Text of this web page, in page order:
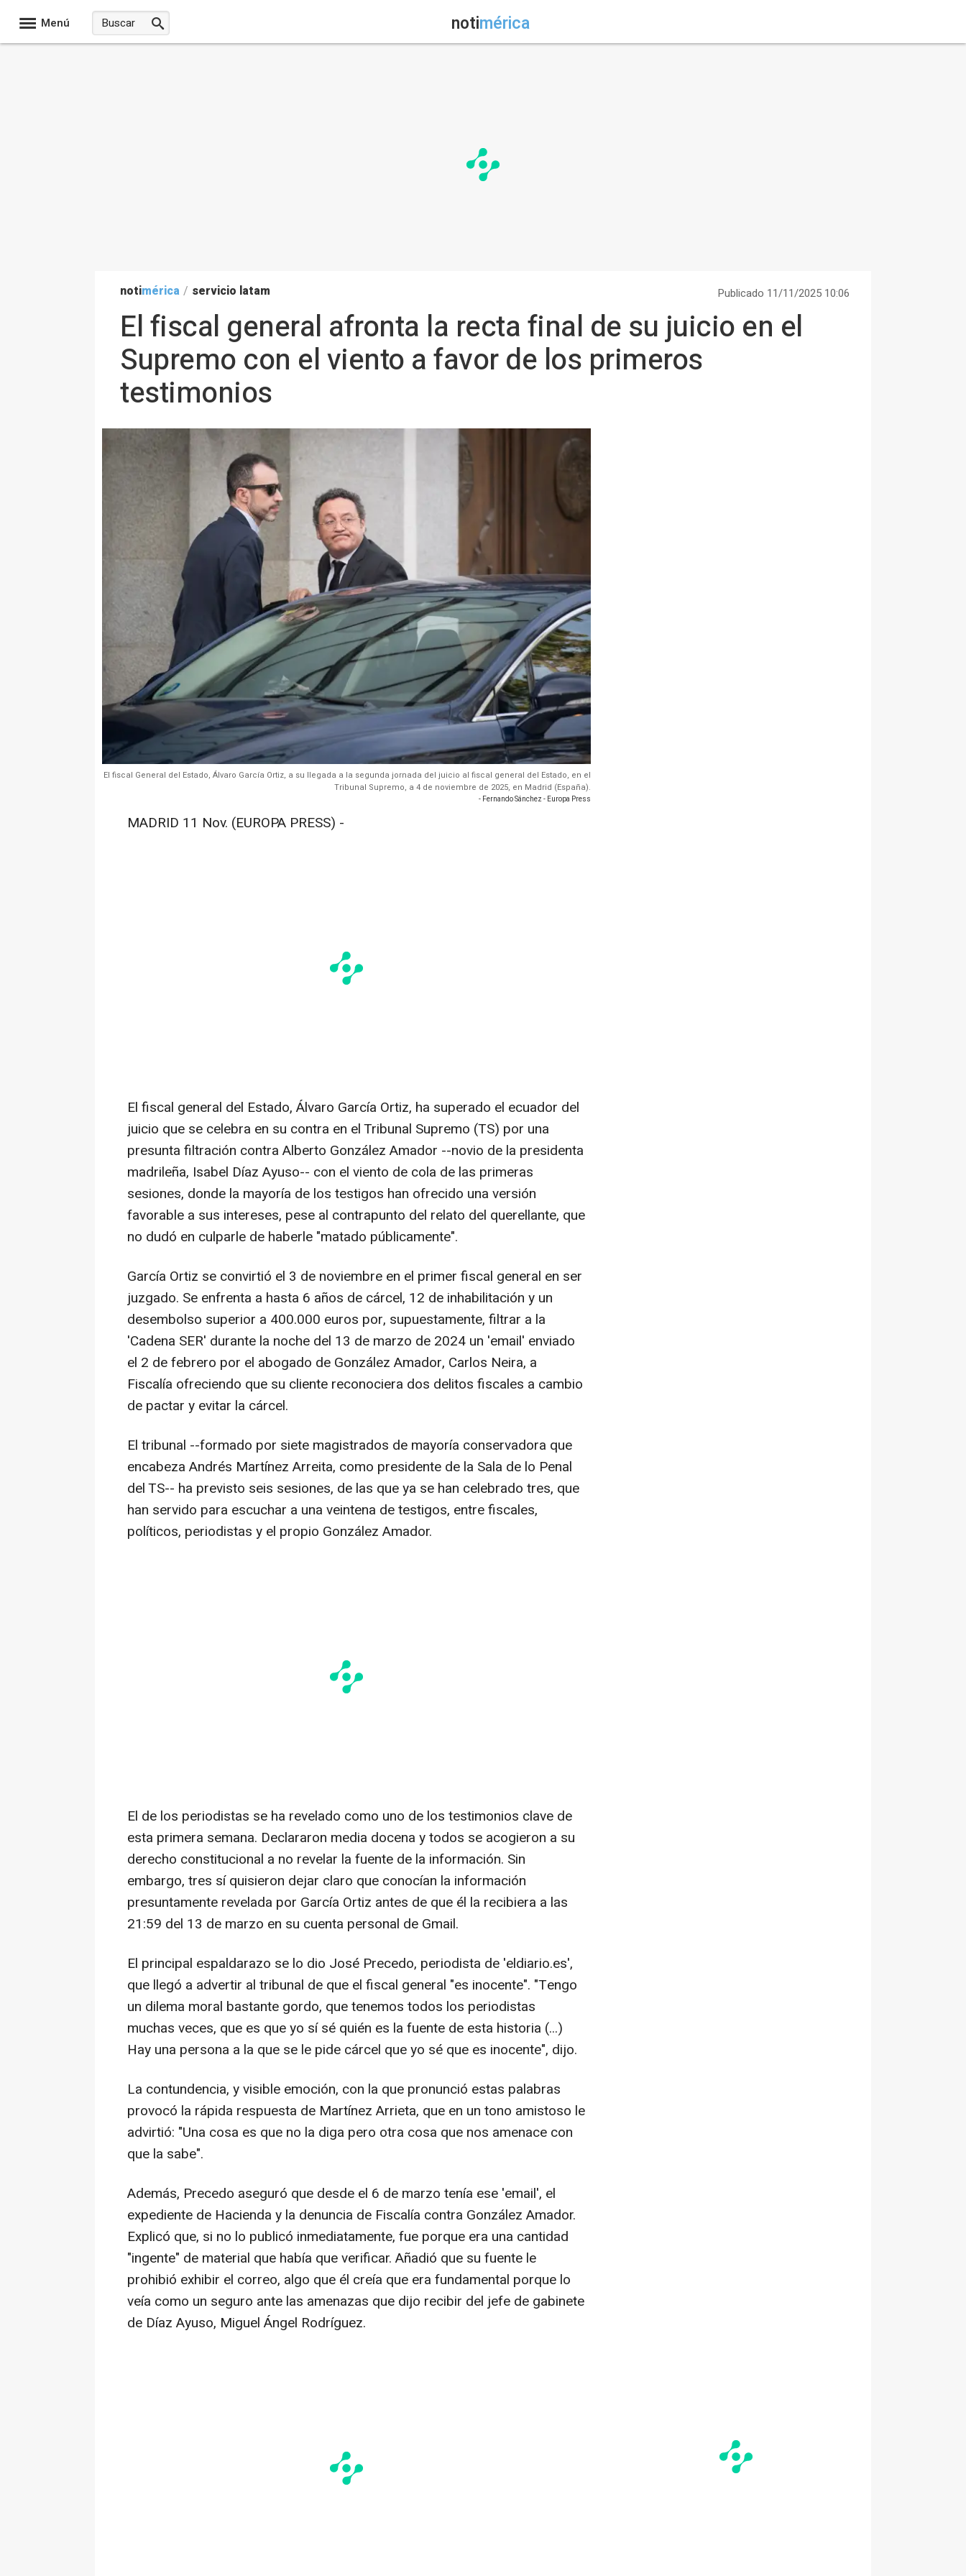
Menú notimérica
notimérica / servicio latam Publicado 11/11/2025 10:06
El fiscal general afronta la recta final de su juicio en el
Supremo con el viento a favor de los primeros
testimonios
El fiscal General del Estado, Álvaro García Ortiz, a su llegada a la segunda jornada del juicio al fiscal general del Estado, en el
Tribunal Supremo, a 4 de noviembre de 2025, en Madrid (España).
- Fernando Sánchez - Europa Press
MADRID 11 Nov. (EUROPA PRESS) -
El fiscal general del Estado, Álvaro García Ortiz, ha superado el ecuador del
juicio que se celebra en su contra en el Tribunal Supremo (TS) por una
presunta filtración contra Alberto González Amador --novio de la presidenta
madrileña, Isabel Díaz Ayuso-- con el viento de cola de las primeras
sesiones, donde la mayoría de los testigos han ofrecido una versión
favorable a sus intereses, pese al contrapunto del relato del querellante, que
no dudó en culparle de haberle "matado públicamente".
García Ortiz se convirtió el 3 de noviembre en el primer fiscal general en ser
juzgado. Se enfrenta a hasta 6 años de cárcel, 12 de inhabilitación y un
desembolso superior a 400.000 euros por, supuestamente, filtrar a la
'Cadena SER' durante la noche del 13 de marzo de 2024 un 'email' enviado
el 2 de febrero por el abogado de González Amador, Carlos Neira, a
Fiscalía ofreciendo que su cliente reconociera dos delitos fiscales a cambio
de pactar y evitar la cárcel.
El tribunal --formado por siete magistrados de mayoría conservadora que
encabeza Andrés Martínez Arreita, como presidente de la Sala de lo Penal
del TS-- ha previsto seis sesiones, de las que ya se han celebrado tres, que
han servido para escuchar a una veintena de testigos, entre fiscales,
políticos, periodistas y el propio González Amador.
El de los periodistas se ha revelado como uno de los testimonios clave de
esta primera semana. Declararon media docena y todos se acogieron a su
derecho constitucional a no revelar la fuente de la información. Sin
embargo, tres sí quisieron dejar claro que conocían la información
presuntamente revelada por García Ortiz antes de que él la recibiera a las
21:59 del 13 de marzo en su cuenta personal de Gmail.
El principal espaldarazo se lo dio José Precedo, periodista de 'eldiario.es',
que llegó a advertir al tribunal de que el fiscal general "es inocente". "Tengo
un dilema moral bastante gordo, que tenemos todos los periodistas
muchas veces, que es que yo sí sé quién es la fuente de esta historia (...)
Hay una persona a la que se le pide cárcel que yo sé que es inocente", dijo.
La contundencia, y visible emoción, con la que pronunció estas palabras
provocó la rápida respuesta de Martínez Arrieta, que en un tono amistoso le
advirtió: "Una cosa es que no la diga pero otra cosa que nos amenace con
que la sabe".
Además, Precedo aseguró que desde el 6 de marzo tenía ese 'email', el
expediente de Hacienda y la denuncia de Fiscalía contra González Amador.
Explicó que, si no lo publicó inmediatamente, fue porque era una cantidad
"ingente" de material que había que verificar. Añadió que su fuente le
prohibió exhibir el correo, algo que él creía que era fundamental porque lo
veía como un seguro ante las amenazas que dijo recibir del jefe de gabinete
de Díaz Ayuso, Miguel Ángel Rodríguez.